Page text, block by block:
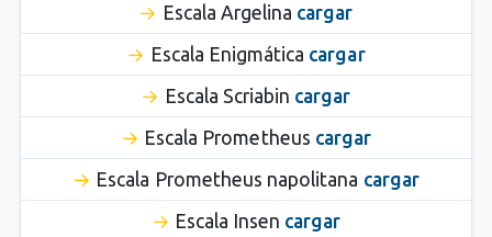
Escala Argelina cargar
Escala Enigmática cargar
Escala Scriabin cargar
Escala Prometheus cargar
Escala Prometheus napolitana cargar
Escala Insen cargar